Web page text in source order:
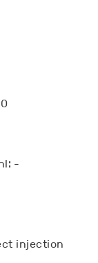
-
injection